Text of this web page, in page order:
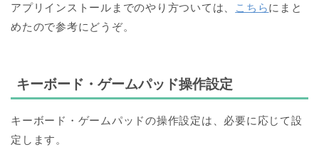
アプリインストールまでのやり方ついては、 こちらにまと
めたので参考にどうぞ。
キーボード・ゲームパッド操作設定
キーボード・ゲームパッドの操作設定は、 必要に応じて設
定します。